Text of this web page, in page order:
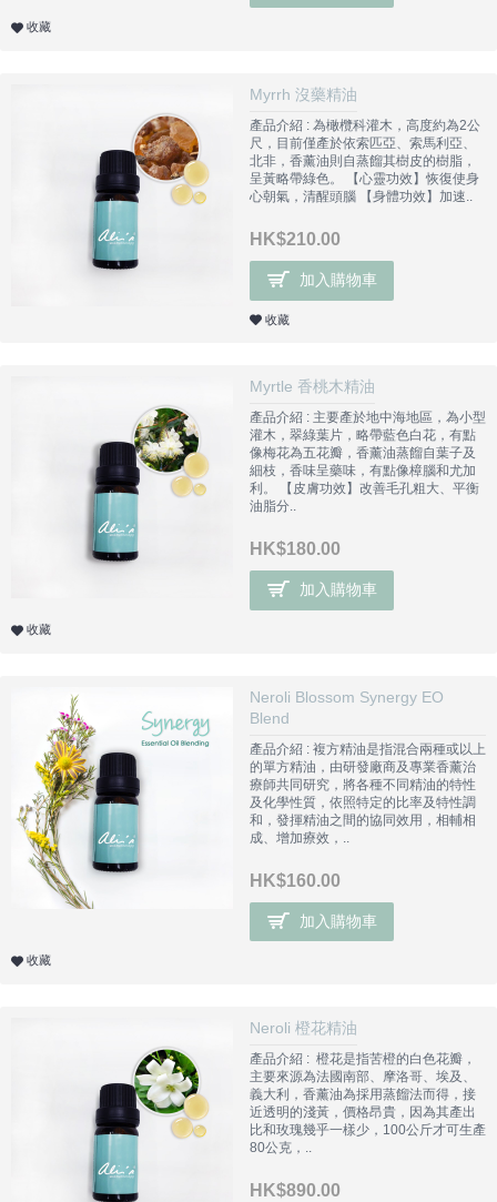
收藏
Myrrh 沒藥精油
產品介紹 : 為橄欖科灌木，高度約為2公
尺，目前僅產於依索匹亞、索馬利亞、
北非，香薰油則自蒸餾其樹皮的樹脂，
呈黃略帶綠色。 【心靈功效】恢復使身
心朝氣，清醒頭腦 【身體功效】加速..
HK$210.00
加入購物車
收藏
Myrtle 香桃木精油
產品介紹 : 主要產於地中海地區，為小型
灌木，翠綠葉片，略帶藍色白花，有點
像梅花為五花瓣，香薰油蒸餾自葉子及
細枝，香味呈藥味，有點像樟腦和尤加
利。 【皮膚功效】改善毛孔粗大、平衡
油脂分..
HK$180.00
加入購物車
收藏
Neroli Blossom Synergy EO
Blend
產品介紹 : 複方精油是指混合兩種或以上
的單方精油，由研發廠商及專業香薰治
療師共同研究，將各種不同精油的特性
及化學性質，依照特定的比率及特性調
和，發揮精油之間的協同效用，相輔相
成、增加療效，..
HK$160.00
加入購物車
收藏
Neroli 橙花精油
產品介紹 : 橙花是指苦橙的白色花瓣，
主要來源為法國南部、摩洛哥、埃及、
義大利，香薰油為採用蒸餾法而得，接
近透明的淺黃，價格昂貴，因為其產出
比和玫瑰幾乎一樣少，100公斤才可生產
80公克，..
HK$890.00